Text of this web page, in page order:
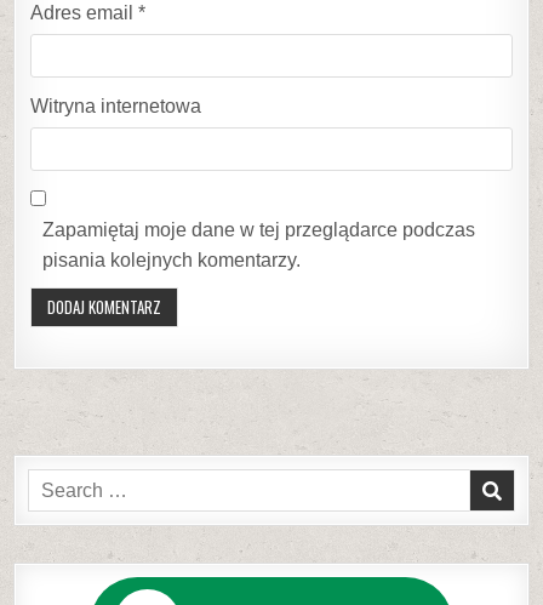
Adres email*
Witryna internetowa
Zapamiętaj moje dane w tej przeglądarce podczas
pisania kolejnych komentarzy.
Search
for: